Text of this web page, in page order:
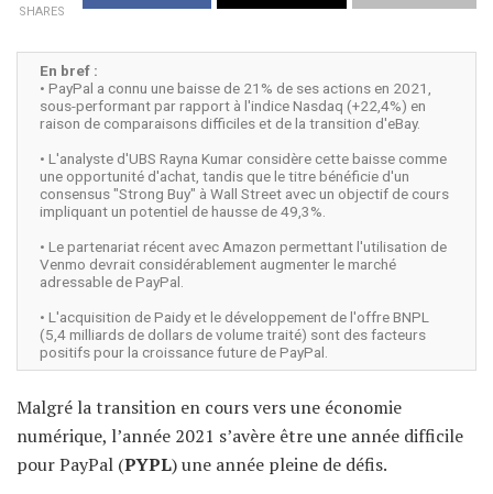
SHARES
En bref :
• PayPal a connu une baisse de 21% de ses actions en 2021,
sous-performant par rapport à l'indice Nasdaq (+22,4%) en
raison de comparaisons difficiles et de la transition d'eBay.
• L'analyste d'UBS Rayna Kumar considère cette baisse comme
une opportunité d'achat, tandis que le titre bénéficie d'un
consensus "Strong Buy" à Wall Street avec un objectif de cours
impliquant un potentiel de hausse de 49,3%.
• Le partenariat récent avec Amazon permettant l'utilisation de
Venmo devrait considérablement augmenter le marché
adressable de PayPal.
• L'acquisition de Paidy et le développement de l'offre BNPL
(5,4 milliards de dollars de volume traité) sont des facteurs
positifs pour la croissance future de PayPal.
Malgré la transition en cours vers une économie
numérique, l’année 2021 s’avère être une année difficile
pour PayPal (PYPL) une année pleine de défis.